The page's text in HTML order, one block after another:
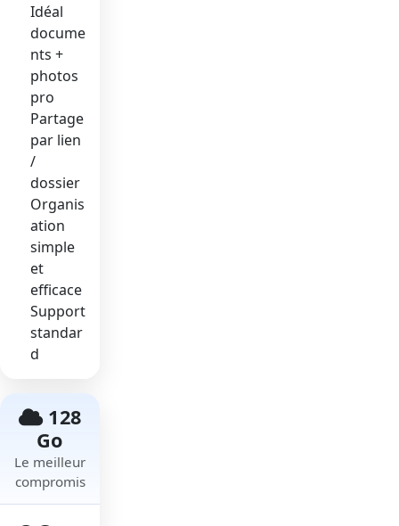
Idéal
docume
nts +
photos
pro
Partage
par lien
/
dossier
Organis
ation
simple
et
efficace
Support
standar
d
128
Go
Le meilleur
compromis